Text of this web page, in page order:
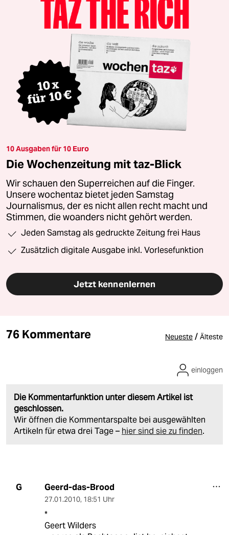
10 Ausgaben für 10 Euro
Die Wochenzeitung mit taz-Blick
Wir schauen den Superreichen auf die Finger.
Unsere wochentaz bietet jeden Samstag
Journalismus, der es nicht allen recht macht und
Stimmen, die woanders nicht gehört werden.
Jeden Samstag als gedruckte Zeitung frei Haus
Zusätzlich digitale Ausgabe inkl. Vorlesefunktion
Jetzt kennenlernen
76 Kommentare Neueste / Älteste
Die Kommentarfunktion unter diesem Artikel ist
geschlossen.
Wir öffnen die Kommentarspalte bei ausgewählten
Artikeln für etwa drei Tage – hier sind sie zu finden.
einloggen
G Geerd-das-Brood
27.01.2010, 18:51 Uhr
*
Geert Wilders